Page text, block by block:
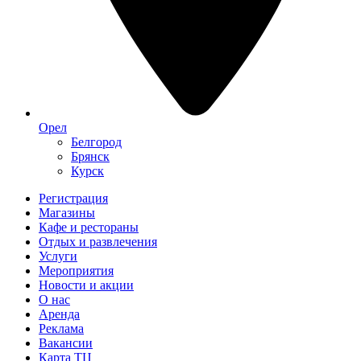
Орел
Белгород
Брянск
Курск
Регистрация
Магазины
Кафе и рестораны
Отдых и развлечения
Услуги
Мероприятия
Новости и акции
О нас
Аренда
Реклама
Вакансии
Карта ТЦ